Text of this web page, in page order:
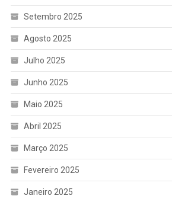
Setembro 2025
Agosto 2025
Julho 2025
Junho 2025
Maio 2025
Abril 2025
Março 2025
Fevereiro 2025
Janeiro 2025